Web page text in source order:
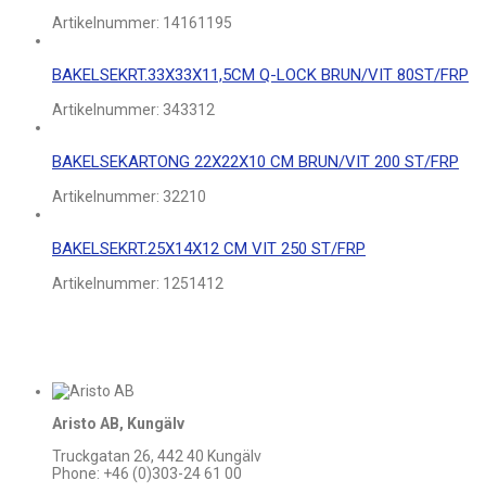
Artikelnummer: 14161195
BAKELSEKRT.33X33X11,5CM Q-LOCK BRUN/VIT 80ST/FRP
Artikelnummer: 343312
BAKELSEKARTONG 22X22X10 CM BRUN/VIT 200 ST/FRP
Artikelnummer: 32210
BAKELSEKRT.25X14X12 CM VIT 250 ST/FRP
Artikelnummer: 1251412
Aristo AB, Kungälv
Truckgatan 26, 442 40 Kungälv
Phone: +46 (0)303-24 61 00